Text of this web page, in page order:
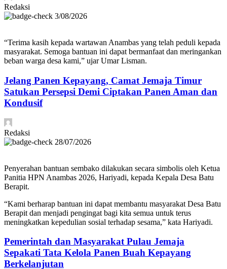
Redaksi
3/08/2026
“Terima kasih kepada wartawan Anambas yang telah peduli kepada
masyarakat. Semoga bantuan ini dapat bermanfaat dan meringankan
beban warga desa kami,” ujar Umar Lisman.
Jelang Panen Kepayang, Camat Jemaja Timur
Satukan Persepsi Demi Ciptakan Panen Aman dan
Kondusif
Redaksi
28/07/2026
Penyerahan bantuan sembako dilakukan secara simbolis oleh Ketua
Panitia HPN Anambas 2026, Hariyadi, kepada Kepala Desa Batu
Berapit.
“Kami berharap bantuan ini dapat membantu masyarakat Desa Batu
Berapit dan menjadi pengingat bagi kita semua untuk terus
meningkatkan kepedulian sosial terhadap sesama,” kata Hariyadi.
Pemerintah dan Masyarakat Pulau Jemaja
Sepakati Tata Kelola Panen Buah Kepayang
Berkelanjutan